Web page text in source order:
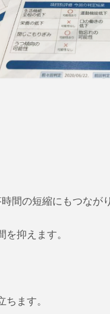
間の短縮にもつなが
抑えます。
ます。